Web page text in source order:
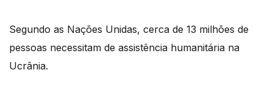
Segundo as Nações Unidas, cerca de 13 milhões de
pessoas necessitam de assistência humanitária na
Ucrânia.